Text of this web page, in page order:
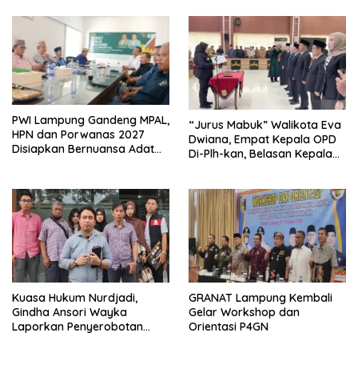
PWI Lampung Gandeng MPAL,
HPN dan Porwanas 2027
Disiapkan Bernuansa Adat
“Jurus Mabuk” Walikota Eva
Dwiana, Empat Kepala OPD
Di-Plh-kan, Belasan Kepala
Kuasa Hukum Nurdjadi,
Gindha Ansori Wayka
Laporkan Penyerobotan
GRANAT Lampung Kembali
Gelar Workshop dan
Orientasi P4GN